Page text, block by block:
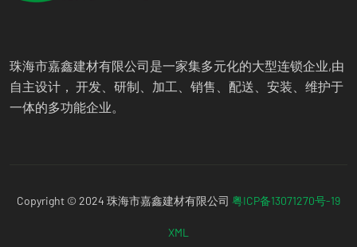
珠海市嘉鑫建材有限公司是一家集多元化的大型连锁企业,由
自主设计， 开发、研制、加工、销售、配送、安装、维护于
一体的多功能企业。
Copyright © 2024 珠海市嘉鑫建材有限公司 粤ICP备13071270号-19
XML